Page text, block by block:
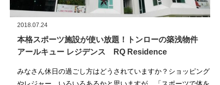
2018.07.24
本格スポーツ施設が使い放題！トンローの築浅物件
アールキュー レジデンス RQ Residence
みなさん休日の過ごし方はどうされていますか？ショッピング